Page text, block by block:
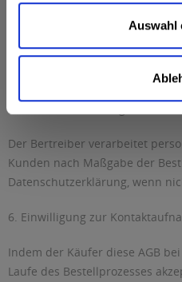
Auswahl
etwaige persönliche Haftung
Mitarbeiter, Organe, Vertreter
5. Datenverarbeitung
Der Bertreiber verarbeitet
Kunden nach Maßgabe der
Datenschutzerklärung, wenn
6. Einwilligung zur
Indem der Käufer diese AGB
Laufe des Bestellprozesses